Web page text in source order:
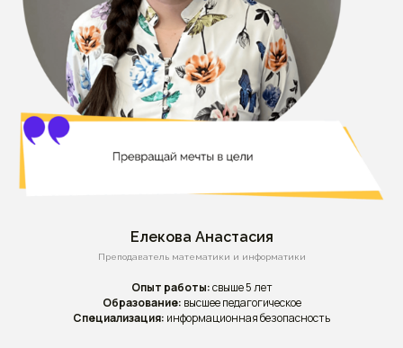
Елекова Анастасия
Преподаватель математики и информатики
Опыт работы:свыше 5 лет
Образование: высшее педагогическое
Специализация: информационная безопасность